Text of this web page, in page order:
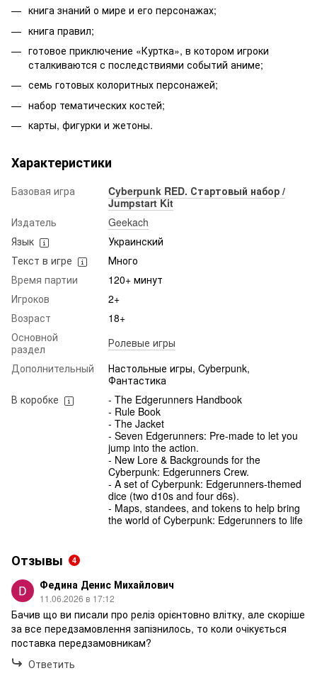
книга знаний о мире и его персонажах;
книга правил;
готовое приключение «Куртка», в котором игроки
сталкиваются с последствиями событий аниме;
семь готовых колоритных персонажей;
набор тематических костей;
карты, фигурки и жетоны.
Характеристики
Базовая игра
Cyberpunk RED. Стартовый набор /
Jumpstart Kit
Издатель
Geekach
Язык
Украинский
Текст в игре
Много
Время партии
120+ минут
Игроков
2+
Возраст
18+
Основной
раздел
Ролевые игры
Дополнительный
Настольные игры, Cyberpunk,
Фантастика
В коробке
- The Edgerunners Handbook
- Rule Book
- The Jacket
- Seven Edgerunners: Pre-made to let you
jump into the action.
- New Lore & Backgrounds for the
Cyberpunk: Edgerunners Crew.
- A set of Cyberpunk: Edgerunners-themed
dice (two d10s and four d6s).
- Maps, standees, and tokens to help bring
the world of Cyberpunk: Edgerunners to life
Отзывы 4
Федина Денис Михайлович
11.06.2026 в 17:12
Бачив що ви писали про реліз орієнтовно влітку, але скоріше
за все передзамовлення запізнилось, то коли очікується
поставка передзамовникам?
Ответить